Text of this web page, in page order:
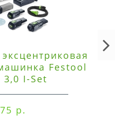
Festool
3,0 I-Set
р.